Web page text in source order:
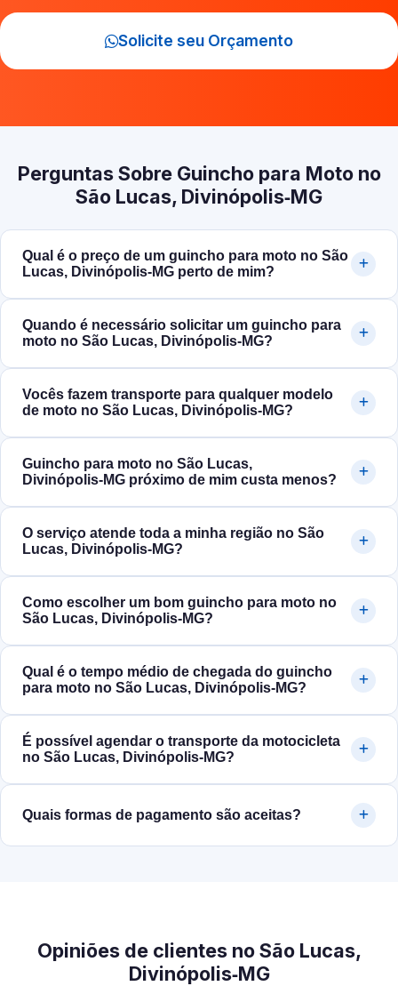
Solicite seu Orçamento
Perguntas Sobre Guincho para Moto no
São Lucas, Divinópolis‑MG
Qual é o preço de um guincho para moto no São
Lucas, Divinópolis‑MG perto de mim?
Quando é necessário solicitar um guincho para
moto no São Lucas, Divinópolis‑MG?
Vocês fazem transporte para qualquer modelo
de moto no São Lucas, Divinópolis‑MG?
Guincho para moto no São Lucas,
Divinópolis‑MG próximo de mim custa menos?
O serviço atende toda a minha região no São
Lucas, Divinópolis‑MG?
Como escolher um bom guincho para moto no
São Lucas, Divinópolis‑MG?
Qual é o tempo médio de chegada do guincho
para moto no São Lucas, Divinópolis‑MG?
É possível agendar o transporte da motocicleta
no São Lucas, Divinópolis‑MG?
Quais formas de pagamento são aceitas?
Opiniões de clientes no São Lucas,
Divinópolis‑MG